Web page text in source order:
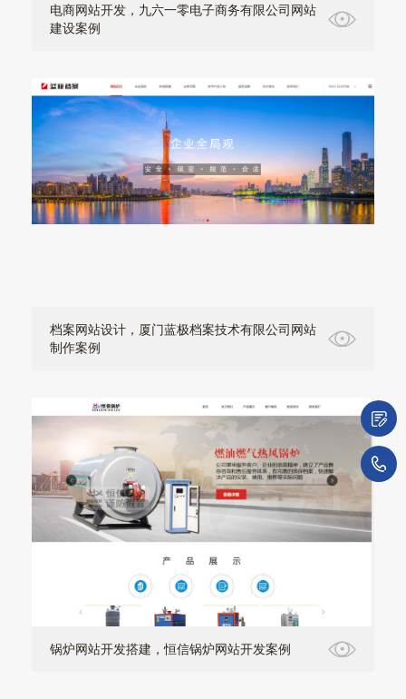
电商网站开发，九六一零电子商务有限公司网站
建设案例
档案网站设计，厦门蓝极档案技术有限公司网站
制作案例
锅炉网站开发搭建，恒信锅炉网站开发案例